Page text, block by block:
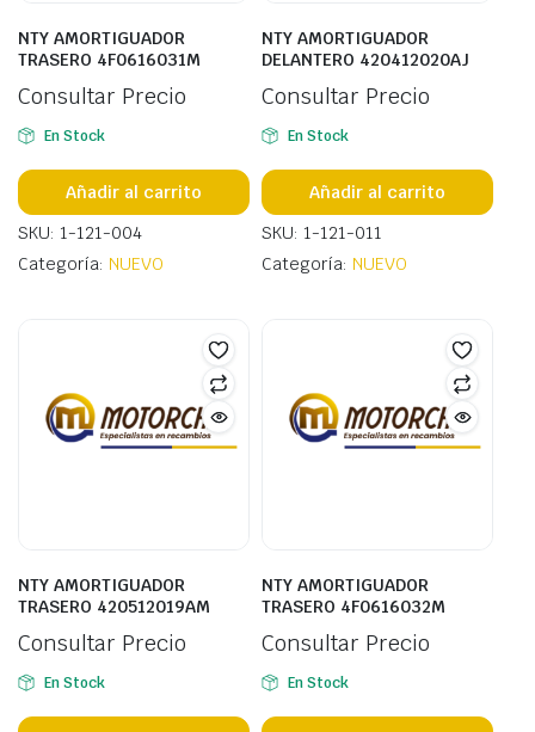
NTY AMORTIGUADOR
TRASERO 4F0616031M
Consultar Precio
En Stock
Añadir al carrito
SKU: 1-121-004
Categoría: NUEVO
NTY AMORTIGUADOR
DELANTERO 420412020AJ
Consultar Precio
En Stock
Añadir al carrito
SKU: 1-121-011
Categoría: NUEVO
NTY AMORTIGUADOR
TRASERO 420512019AM
Consultar Precio
En Stock
NTY AMORTIGUADOR
TRASERO 4F0616032M
Consultar Precio
En Stock